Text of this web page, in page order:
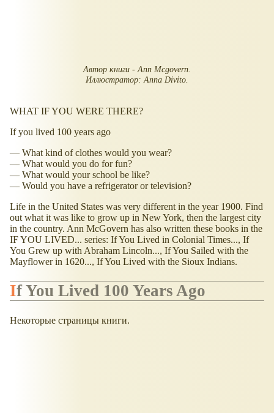
Автор книги - Ann Mcgovern.
Иллюстратор: Anna Divito.
WHAT IF YOU WERE THERE?
If you lived 100 years ago
— What kind of clothes would you wear?
— What would you do for fun?
— What would your school be like?
— Would you have a refrigerator or television?
Life in the United States was very different in the year 1900. Find
out what it was like to grow up in New York, then the largest city
in the country. Ann McGovern has also written these books in the
IF YOU LIVED... series: If You Lived in Colonial Times..., If
You Grew up with Abraham Lincoln..., If You Sailed with the
Mayflower in 1620..., If You Lived with the Sioux Indians.
If You Lived 100 Years Ago
Некоторые страницы книги.